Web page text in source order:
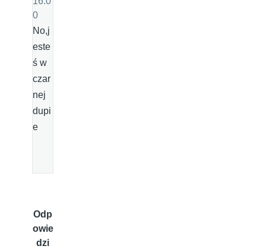
0
No,j
este
ś w
czar
nej
dupi
e
Odp
owie
dzi